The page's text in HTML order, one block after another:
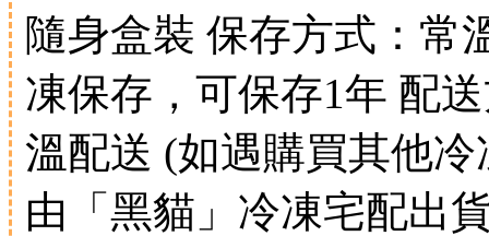
隨身盒裝 保存方式：常
凍保存，可保存1年 配
溫配送 (如遇購買其他
由「黑貓」冷凍宅配出